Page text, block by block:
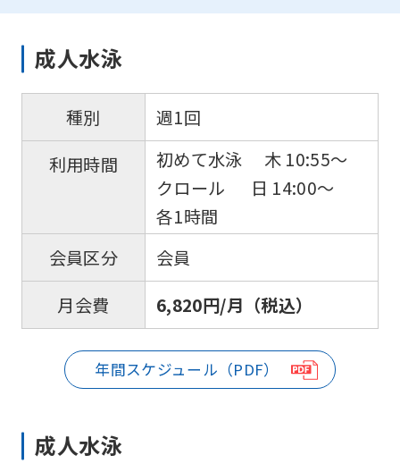
成人水泳
種別
週1回
利用時間
初めて水泳 木 10:55〜
クロール 日 14:00〜
各1時間
会員区分
会員
月会費
6,820円/月（税込）
年間スケジュール（PDF）
成人水泳